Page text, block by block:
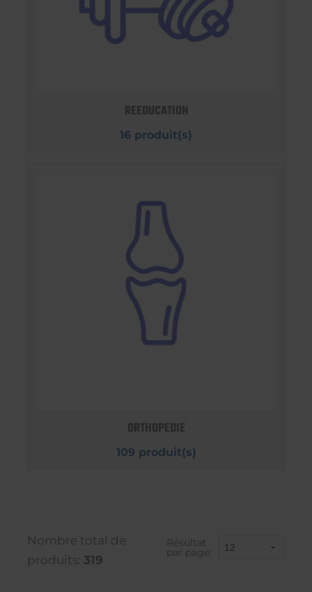
REEDUCATION
16 produit(s)
ORTHOPEDIE
109 produit(s)
Nombre total de
produits: 319
Résultat
par page: